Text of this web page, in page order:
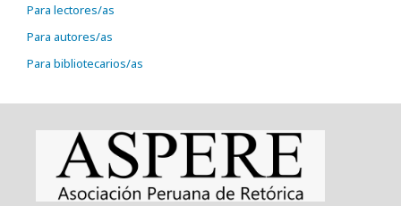
Para lectores/as
Para autores/as
Para bibliotecarios/as